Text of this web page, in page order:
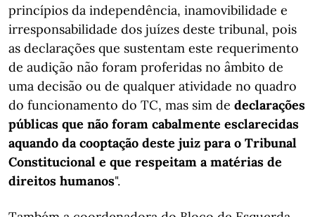
princípios da independência, inamovibilidade e
irresponsabilidade dos juízes deste tribunal, pois
as declarações que sustentam este requerimento
de audição não foram proferidas no âmbito de
uma decisão ou de qualquer atividade no quadro
do funcionamento do TC, mas sim de declarações
públicas que não foram cabalmente esclarecidas
aquando da cooptação deste juiz para o Tribunal
Constitucional e que respeitam a matérias de
direitos humanos".